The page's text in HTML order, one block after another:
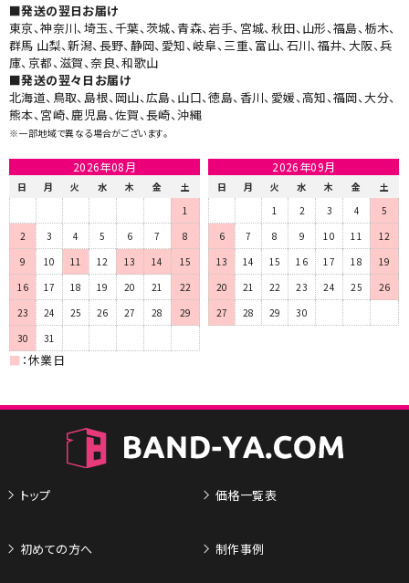
■発送の翌日お届け
東京、神奈川、埼玉、千葉、茨城、青森、岩手、宮城、秋田、山形、福島、栃木、
群馬 山梨、新潟、長野、静岡、愛知、岐阜、三重、富山、石川、福井、大阪、兵
庫、京都、滋賀、奈良、和歌山
■発送の翌々日お届け​
北海道、鳥取、島根、岡山、広島、山口、徳島、香川、愛媛、高知、福岡、大分、
熊本、宮崎、鹿児島、佐賀、長崎、沖縄
※一部地域で異なる場合がございます。
2026年08月
日 月 火 水 木 金
土
1
2
3 4 5 6 7
8
9
10 11 12 13 14
15
16
17 18 19 20 21
22
23
24 25 26 27 28
29
30
31
2026年09月
日 月 火 水 木 金
土
1
2 3 4
5
6
7 8 9 10 11
12
13
14 15 16 17 18
19
20
21 22 23 24 25
26
27
28 29 30
■ ：休業日
トップ 価格一覧表
初めての方へ 制作事例